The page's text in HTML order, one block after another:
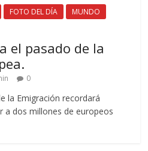
FOTO DEL DÍA
MUNDO
el pasado de la
0
la Emigración recordará
a dos millones de europeos